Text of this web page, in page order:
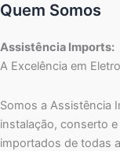
Quem Somos
Assistência Imports:
A Excelência em
Somos a Assistência
instalação, conserto
importados de todas